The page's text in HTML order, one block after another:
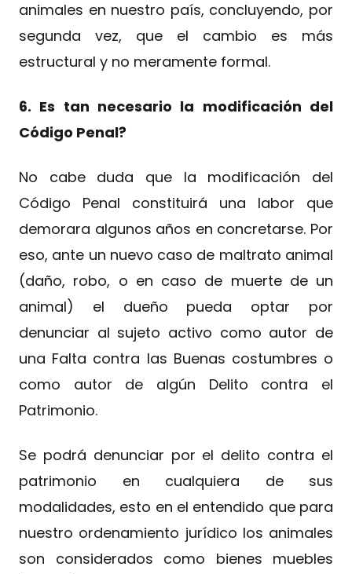
animales en nuestro país, concluyendo, por
segunda vez, que el cambio es más
estructural y no meramente formal.
6. Es tan necesario la modificación del
Código Penal?
No cabe duda que la modificación del
Código Penal constituirá una labor que
demorara algunos años en concretarse. Por
eso, ante un nuevo caso de maltrato animal
(daño, robo, o en caso de muerte de un
animal) el dueño pueda optar por
denunciar al sujeto activo como autor de
una Falta contra las Buenas costumbres o
como autor de algún Delito contra el
Patrimonio.
Se podrá denunciar por el delito contra el
patrimonio en cualquiera de sus
modalidades, esto en el entendido que para
nuestro ordenamiento jurídico los animales
son considerados como bienes muebles